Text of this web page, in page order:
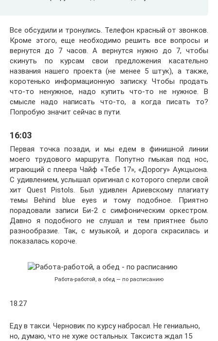
Все обсудили и тронулись. Телефон красный от звонков.
Кроме этого, еще необходимо решить все вопросы и
вернутся до 7 часов. А вернутся нужно до 7, чтобы
скинуть по курсам свои предложения касательно
названия нашего проекта (не менее 5 штук), а также,
коротенько информационную записку. Чтобы продать
что-то ненужное, надо купить что-то не нужное. В
смысле надо написать что-то, а когда писать то?
Попробую значит сейчас в пути.
16:03
Первая точка позади, и мы едем в финишной линии
моего трудового маршрута. Попутно гмыкая под нос,
играющий с плеера Чайф «Тебе 17», «Дорогу» Аукцыона.
С удивлением, услышал оригинал с которого сперли свой
хит Quest Pistols. Был удивлен Ариевскому плагиату
темы Behind blue eyes и тому подобное. Приятно
порадовали записи Би-2 с симфоническим оркестром.
Давно я подобного не слушал и тем приятнее было
разнообразие. Так, с музыкой, и дорога скрасилась и
показалась короче.
Работа-работой, а обед — по расписанию
18.27
Еду в такси. Черновик по курсу набросал. Не гениально,
но, думаю, что не хуже остальных. Таксиста ждал 15